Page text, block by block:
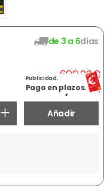
de 3 a 6días
699,00€
Ahora
599,99€
Publicidad.
Pago en plazos.
+ Añadir